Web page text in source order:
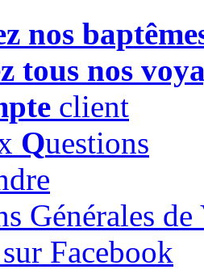
nos
tous nos
client
Questions
Générales de
Facebook